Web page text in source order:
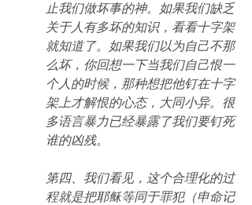
止我们做坏事的神。如果我们缺乏
关于人有多坏的知识，看看十字架
就知道了。如果我们以为自己不那
么坏，你回想一下当我们自己恨一
个人的时候，那种想把他钉在十字
架上才解恨的心态，大同小异。很
多语言暴力已经暴露了我们要钉死
谁的凶残。
第四、我们看见，这个合理化的过
程就是把耶稣等同于罪犯（申命记